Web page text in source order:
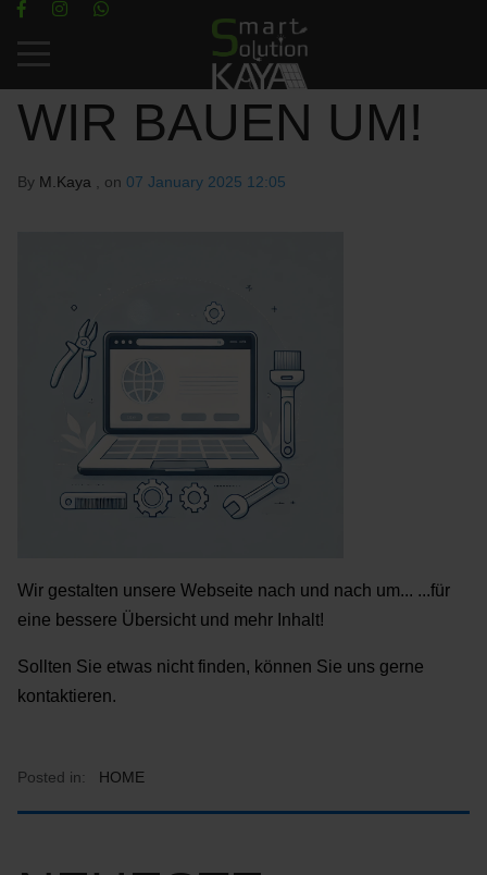
Mobile Menu Toggle
WIR BAUEN UM!
By M.Kaya , on 07 January 2025 12:05
Wir gestalten unsere Webseite nach und nach um... ...für
eine bessere Übersicht und mehr Inhalt!
Sollten Sie etwas nicht finden, können Sie uns gerne
kontaktieren.
Posted in: HOME